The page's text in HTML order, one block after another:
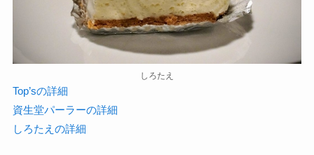
しろたえ
Top’sの詳細
資生堂パーラーの詳細
しろたえの詳細